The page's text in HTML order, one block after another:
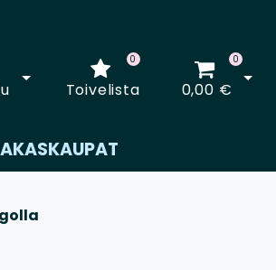
Avaa kirjautuminen
Toivelista
0 0
0,00 €